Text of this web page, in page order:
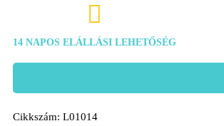

14 NAPOS ELÁLLÁSI LEHETŐSÉG
Cikkszám: L01014